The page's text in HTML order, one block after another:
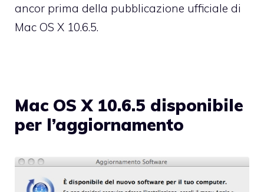
ancor prima della pubblicazione ufficiale di
Mac OS X 10.6.5.
Mac OS X 10.6.5 disponibile
per l’aggiornamento